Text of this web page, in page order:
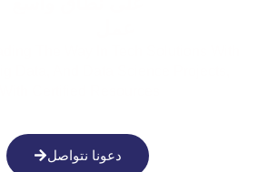
دعونا نتواصل